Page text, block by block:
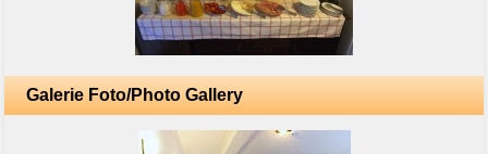
Galerie Foto/Photo Gallery